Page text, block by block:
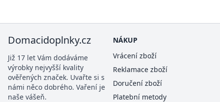
Domacidoplnky.cz
Již 17 let Vám dodáváme
výrobky nejvyšší kvality
ověřených značek. Uvařte si s
námi něco dobrého. Vaření je
naše vášeň.
NÁKUP
Vrácení zboží
Reklamace zboží
Doručení zboží
Platební metody